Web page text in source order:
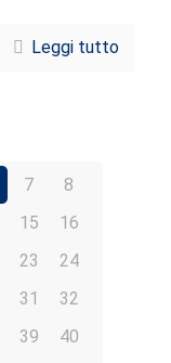
Leggi tutto
7
8
15
16
23
24
31
32
39
40